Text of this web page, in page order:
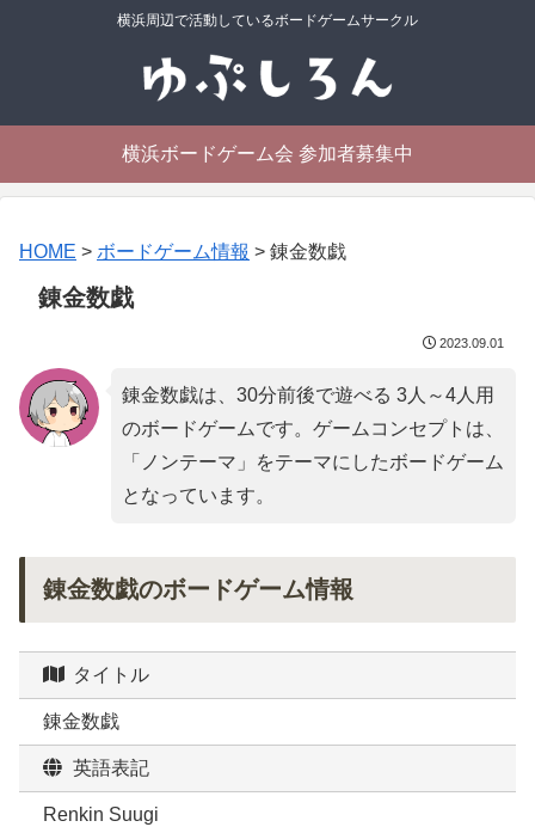
横浜周辺で活動しているボードゲームサークル
横浜ボードゲーム会 参加者募集中
HOME > ボードゲーム情報 > 錬金数戯
錬金数戯
2023.09.01
錬金数戯は、30分前後で遊べる 3人～4人用
のボードゲームです。ゲームコンセプトは、
「 ノンテーマ 」をテーマにしたボードゲーム
となっています。
錬金数戯のボードゲーム情報
タイトル
錬金数戯
英語表記
Renkin Suugi